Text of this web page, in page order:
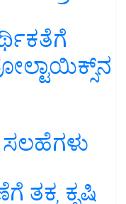
ಸಲಹೆಗಳು
ತಕ್ಕ ಕೃಷಿ